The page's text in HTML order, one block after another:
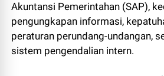
Akuntansi Pemerintahan (SAP),
pengungkapan informasi,
peraturan perundang-undangan,
sistem pengendalian intern.